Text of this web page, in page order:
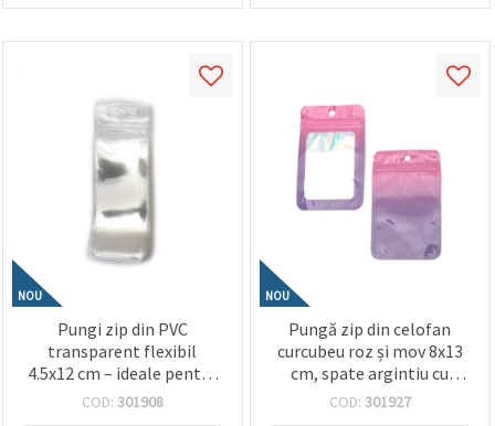
NOU
Pungi zip din PVC
transparent flexibil
4.5x12 cm – ideale pentru
depozitare ordonată și
COD: 301908
NOU
Pungă zip din celofan
curcubeu roz și mov 8x13
cm, spate argintiu cu
fereastră, tip pentru
COD: 301927